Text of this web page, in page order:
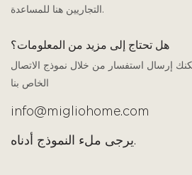
التجاريين هنا للمساعدة.
هل تحتاج إلى مزيد من المعلومات؟
إرسال استفسار من خلال نموذج الاتصال
الخاص بنا
info@migliohome.com
يرجى ملء النموذج أدناه.